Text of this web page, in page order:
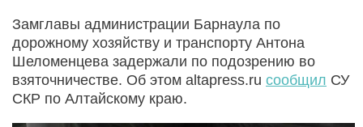
Замглавы администрации Барнаула по
дорожному хозяйству и транспорту Антона
Шеломенцева задержали по подозрению во
взяточничестве. Об этом altapress.ru сообщил СУ
СКР по Алтайскому краю.